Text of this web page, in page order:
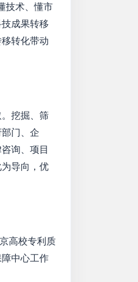
技术、懂市
成果转移
转化带动
挖掘、筛
门、企
询、项目
导向，优
高校专利质
中心工作